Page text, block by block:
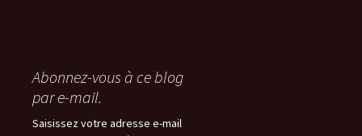
Abonnez-vous à ce blog
par e-mail.
Saisissez votre adresse e-mail